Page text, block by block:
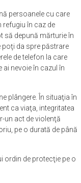
persoanele cu care
refugiu în caz de
să depună mărturie în
poţi da spre păstrare
de telefon la care
ai nevoie în cazul în
plângere. În situaţia în
ca viaţa, integritatea
un act de violenţă
pe o durată de până
ordin de protecţie pe o